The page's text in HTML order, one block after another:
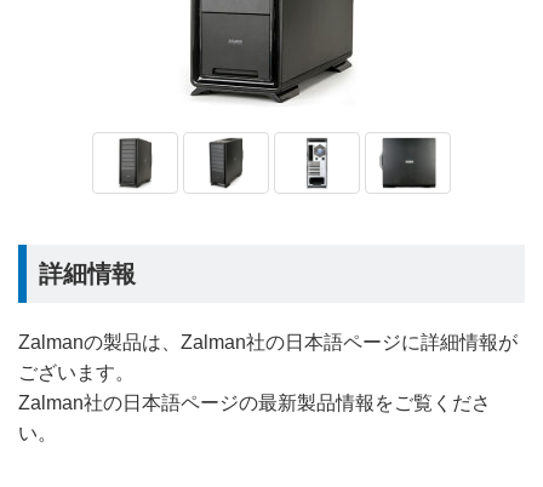
詳細情報
Zalmanの製品は、Zalman社の日本語ページに詳細情報が
ございます。
Zalman社の日本語ページの最新製品情報をご覧くださ
い。